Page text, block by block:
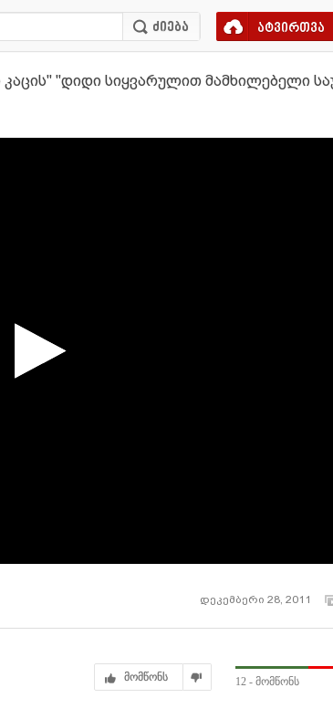
ატვირთვა
''დიდი სიყვარულით მამხილებელი
დეკემბერი 28, 2011
მომწონს 12 - მომწონს